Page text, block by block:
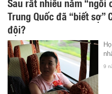
Trung Quốc đã “biết sợ”
đội?
9